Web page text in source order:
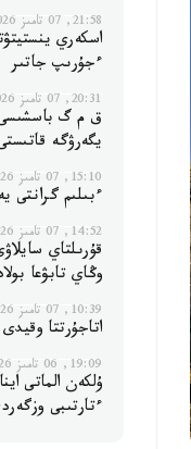
21:58, 07 تامىز 2026
اسكەري
ءجۇرىپ جاتىر
20:31, 07 تامىز 2026
ق م گ
يگەرۋگە
15:10, 07 تامىز 2026
ءبىلىم گرانتى
14:52, 07 تامىز 2026
قۇرىلتاي
وڭاي تابۋعا
10:39, 07 تامىز 2026
اتاجۇرتتا
19:09, 06 تامىز 2026
ۇلكەن الماتى
ءتارتىبى